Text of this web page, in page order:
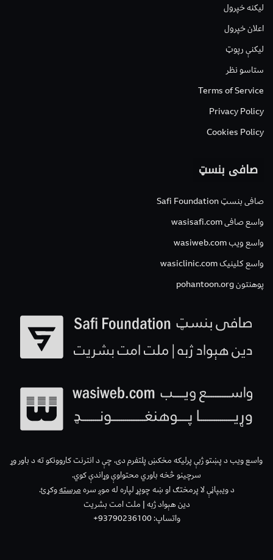
لیکنه خپرول
اعلان خپرول
لیکنې رپوټ
ستاسو نظر
Terms of Service
Privacy Policy
Cookies Policy
صافی بنسټ
صافی بنسټ Safi Foundation
واسع صافی wasisafi.com
واسع ویب wasiweb.com
واسع کلینیک wasiclinic.com
پوهنتون pohantoon.org
واسع ویب د پښتو ژبې پرلیکه مخکښ پلتفرم دی، چې د انترنت کاروونکو ته د باور وړ
سرچینو څخه باوري محتواوې وړاندې کوي.
د ویبپاڼې لا پرمختګ او ښه چوپړ لپاره له موږ سرهمرستهوکړئ.
دین هېواد ژبه | ملت امت بشریت
واتساپ: 93790236100+